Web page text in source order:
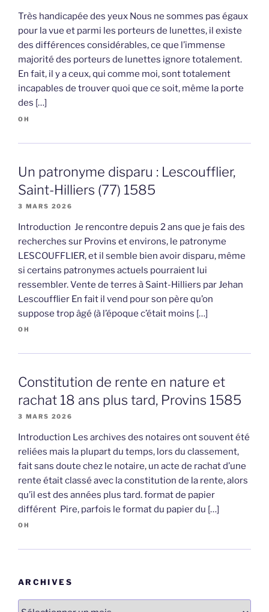
Très handicapée des yeux Nous ne sommes pas égaux
pour la vue et parmi les porteurs de lunettes, il existe
des différences considérables, ce que l’immense
majorité des porteurs de lunettes ignore totalement.
En fait, il y a ceux, qui comme moi, sont totalement
incapables de trouver quoi que ce soit, même la porte
des […]
OH
Un patronyme disparu : Lescoufflier,
Saint-Hilliers (77) 1585
3 MARS 2026
Introduction Je rencontre depuis 2 ans que je fais des
recherches sur Provins et environs, le patronyme
LESCOUFFLIER, et il semble bien avoir disparu, même
si certains patronymes actuels pourraient lui
ressembler. Vente de terres à Saint-Hilliers par Jehan
Lescoufflier En fait il vend pour son père qu’on
suppose trop âgé (à l’époque c’était moins […]
OH
Constitution de rente en nature et
rachat 18 ans plus tard, Provins 1585
3 MARS 2026
Introduction Les archives des notaires ont souvent été
reliées mais la plupart du temps, lors du classement,
fait sans doute chez le notaire, un acte de rachat d’une
rente était classé avec la constitution de la rente, alors
qu’il est des années plus tard. format de papier
différent Pire, parfois le format du papier du […]
OH
ARCHIVES
Archives